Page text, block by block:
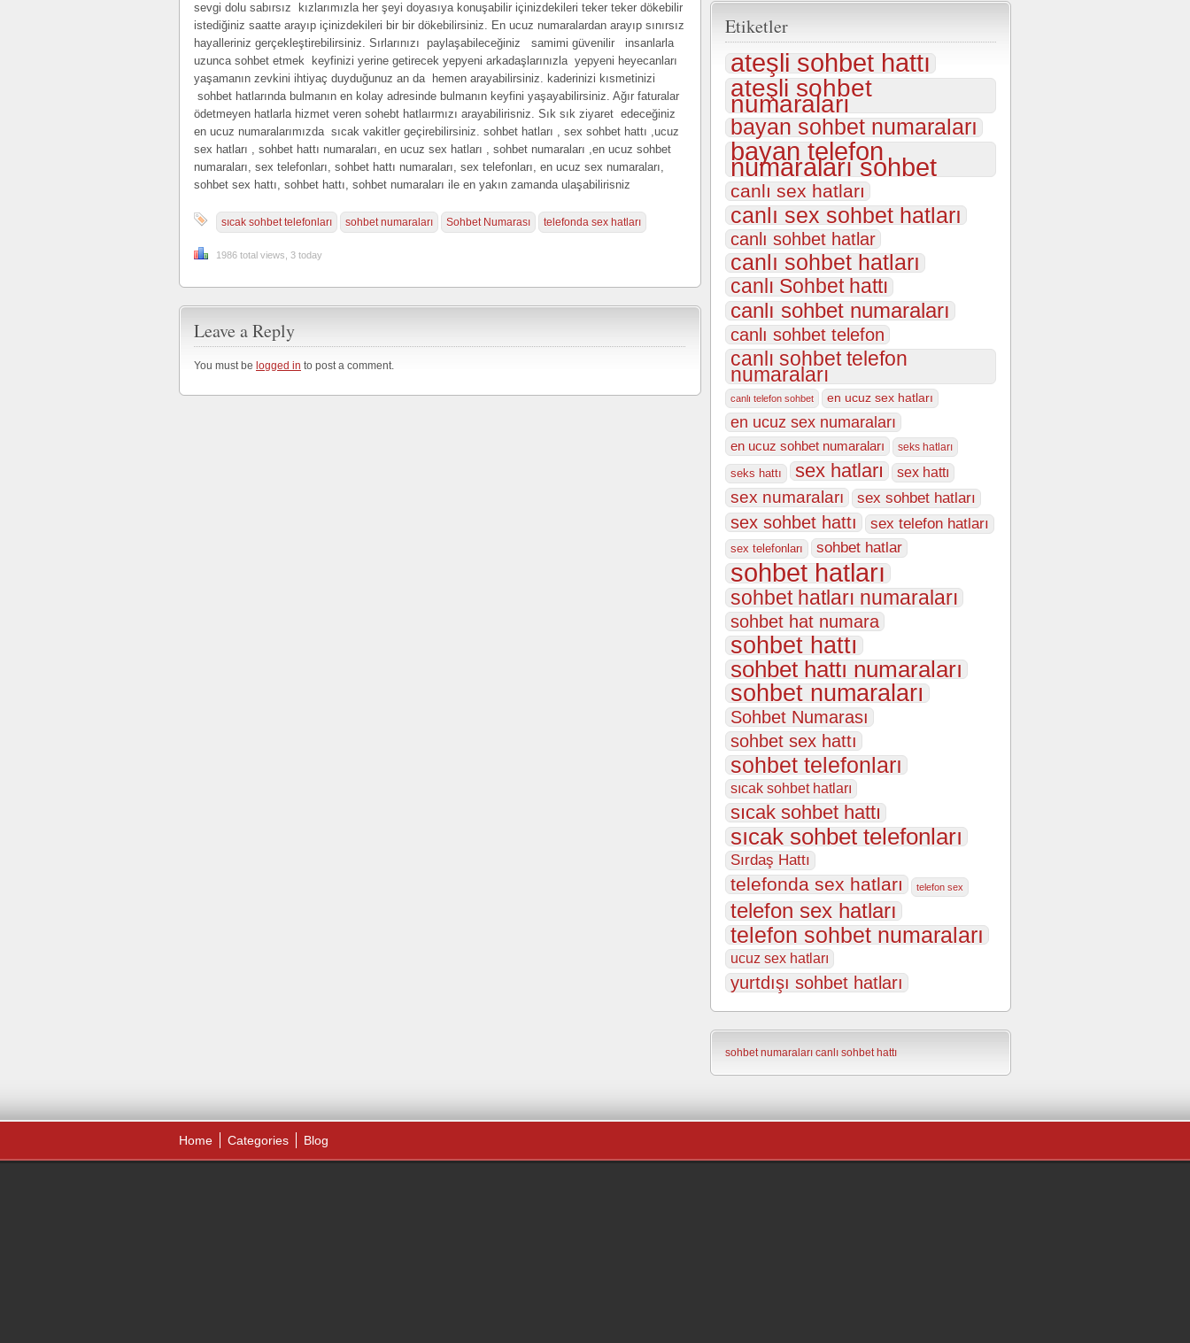
sevgi dolu sabırsız kızlarımızla her şeyi doyasıya konuşabilir içinizdekileri teker teker dökebilir
istediğiniz saatte arayıp içinizdekileri bir bir dökebilirsiniz. En ucuz numaralardan arayıp sınırsız
hayalleriniz gerçekleştirebilirsiniz. Sırlarınızı paylaşabileceğiniz samimi güvenilir insanlarla
uzunca sohbet etmek keyfinizi yerine getirecek yepyeni arkadaşlarınızla yepyeni heyecanları
yaşamanın zevkini ihtiyaç duyduğunuz an da hemen arayabilirsiniz. kaderinizi kısmetinizi
sohbet hatlarında bulmanın en kolay adresinde bulmanın keyfini yaşayabilirsiniz. Ağır faturalar
ödetmeyen hatlarla hizmet veren sohebt hatlaırmızı arayabilirisniz. Sık sık ziyaret edeceğiniz
en ucuz numaralarımızda sıcak vakitler geçirebilirsiniz. sohbet hatları , sex sohbet hattı ,ucuz
sex hatları , sohbet hattı numaraları, en ucuz sex hatları , sohbet numaraları ,en ucuz sohbet
numaraları, sex telefonları, sohbet hattı numaraları, sex telefonları, en ucuz sex numaraları,
sohbet sex hattı, sohbet hattı, sohbet numaraları ile en yakın zamanda ulaşabilirisniz
sıcak sohbet telefonları sohbet numaraları Sohbet Numarası telefonda sex hatları
1986 total views, 3 today
Leave a Reply
You must be logged in to post a comment.
Etiketler
ateşli sohbet hattı
ateşli sohbet
numaraları
bayan sohbet numaraları
bayan telefon
numaraları sohbet
canlı sex hatları
canlı sex sohbet hatları
canlı sohbet hatlar
canlı sohbet hatları
canlı Sohbet hattı
canlı sohbet numaraları
canlı sohbet telefon
canlı sohbet telefon
numaraları
canlı telefon sohbet en ucuz sex hatları
en ucuz sex numaraları
en ucuz sohbet numaraları seks hatları
seks hattı sex hatları sex hattı
sex numaraları sex sohbet hatları
sex sohbet hattı sex telefon hatları
sex telefonları sohbet hatlar
sohbet hatları
sohbet hatları numaraları
sohbet hat numara
sohbet hattı
sohbet hattı numaraları
sohbet numaraları
Sohbet Numarası
sohbet sex hattı
sohbet telefonları
sıcak sohbet hatları
sıcak sohbet hattı
sıcak sohbet telefonları
Sırdaş Hattı
telefonda sex hatları telefon sex
telefon sex hatları
telefon sohbet numaraları
ucuz sex hatları
yurtdışı sohbet hatları
sohbet numaraları canlı sohbet hattı
Home Categories Blog